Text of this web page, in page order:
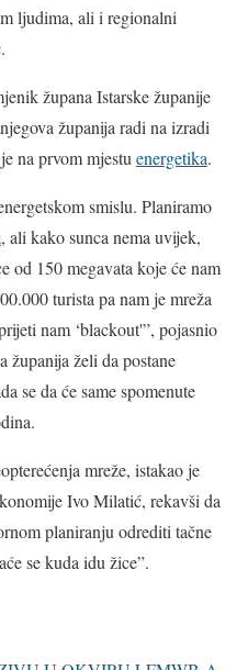
ljudima, ali i regionalni
župana Istarske županije
županija radi na izradi
na prvom mjestuenergetika.
smislu. Planiramo
, ali kako sunca nema uvijek,
od 150 megavata koje će nam
turista pa nam je mreža
nam ‘blackout'”, pojasnio
županija želi da postane
se da će same spomenute
mreže, istakao je
Ivo Milatić, rekavši da
planiranju odrediti tačne
se kuda idu žice”.